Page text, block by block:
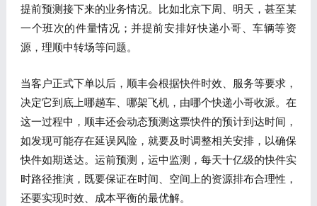
提前预测接下来的业务情况。比如北京下周、明天，甚至某
一个班次的件量情况；并提前安排好快递小哥、车辆等资
源，理顺中转场等问题。
当客户正式下单以后，顺丰会根据快件时效、服务等要求，
决定它到底上哪趟车、哪架飞机，由哪个快递小哥收派。在
这一过程中，顺丰还会动态预测这票快件的预计到达时间，
如发现可能存在延误风险，就要及时调整相关安排，以确保
快件如期送达。运前预测，运中监测，每天十亿级的快件实
时路径推演，既要保证在时间、空间上的资源排布合理性，
还要实现时效、成本平衡的最优解。